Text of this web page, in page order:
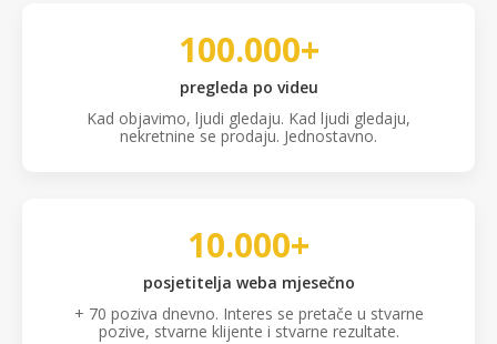
100.000+
pregleda po videu
Kad objavimo, ljudi gledaju. Kad ljudi gledaju,
nekretnine se prodaju. Jednostavno.
10.000+
posjetitelja weba mjesečno
+ 70 poziva dnevno. Interes se pretače u stvarne
pozive, stvarne klijente i stvarne rezultate.